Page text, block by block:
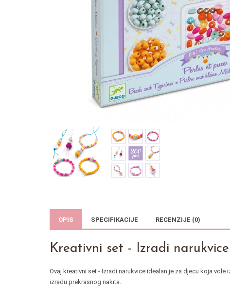
OPIS SPECIFIKACIJE RECENZIJE (0)
Kreativni set - Izradi narukvice
Ovaj kreativni set - Izradi narukvice idealan je za djecu koja
izradu prekrasnog nakita.